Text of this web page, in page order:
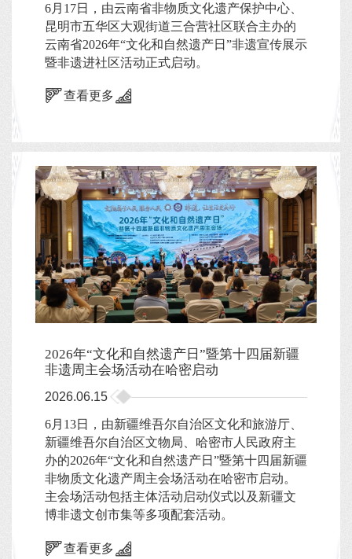
6月17日，由云南省非物质文化遗产保护中心、
昆明市五华区大观街道三合营社区联合主办的
云南省2026年“文化和自然遗产日”非遗宣传展示
暨非遗进社区活动正式启动。
查看更多
2026年“文化和自然遗产日”暨第十四届新疆
非遗周主会场活动在哈密启动
2026.06.15
6月13日，由新疆维吾尔自治区文化和旅游厅、
新疆维吾尔自治区文物局、哈密市人民政府主
办的2026年“文化和自然遗产日”暨第十四届新疆
非物质文化遗产周主会场活动在哈密市启动。
主会场活动包括主体活动启动仪式以及新疆文
博非遗文创市集等多项配套活动。
查看更多